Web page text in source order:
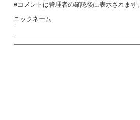
※コメントは管理者の確認後に表示されます。
ニックネーム